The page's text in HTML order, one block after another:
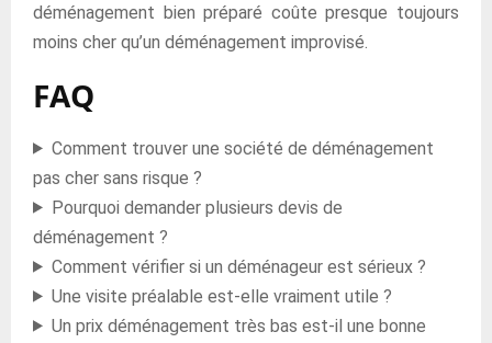
déménagement bien préparé coûte presque toujours
moins cher qu’un déménagement improvisé.
FAQ
Comment trouver une société de déménagement
pas cher sans risque ?
Pourquoi demander plusieurs devis de
déménagement ?
Comment vérifier si un déménageur est sérieux ?
Une visite préalable est-elle vraiment utile ?
Un prix déménagement très bas est-il une bonne